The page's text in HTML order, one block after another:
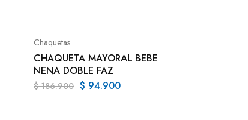
Chaquetas
CHAQUETA MAYORAL BEBE
NENA DOBLE FAZ
$186.900 $ 94.900